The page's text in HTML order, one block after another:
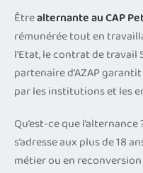
Êtrealternante au CAP
rémunérée tout en
l’Etat, le contrat de travail
partenaire d’AZAP
par les institutions et les
Qu’est-ce que
s’adresse aux plus de 18
métier ou en